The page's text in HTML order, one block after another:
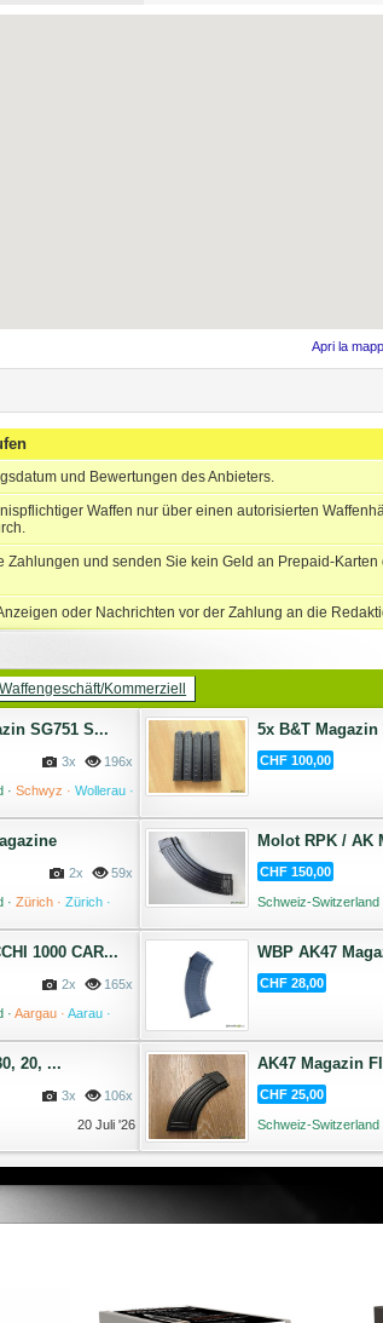
Apri la
und Bewertungen des Anbieters.
Waffen nur über einen autorisierten
Zahlungen und senden Sie kein Geld an Prepaid-Karten
oder Nachrichten vor der Zahlung an die
Waffengeschäft/Kommerziell
SG751 S...
196x
3x
· Schwyz · Wollerau ·
5x B&T Magazin
CHF 100,00
59x
2x
· Zürich · Zürich ·
Molot RPK / AK
CHF 150,00
Schweiz-Switzerland
1000 CAR...
165x
2x
· Aargau · Aarau ·
WBP AK47
CHF 28,00
20, ...
106x
3x
20 Juli '26
AK47 Magazin
CHF 25,00
Schweiz-Switzerland